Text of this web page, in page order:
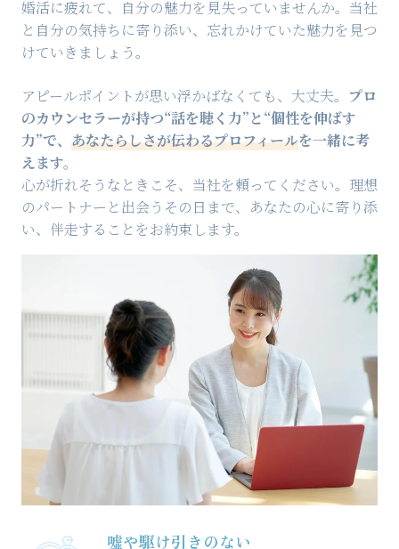
婚活に疲れて、自分の魅力を見失っていませんか。当社
と自分の気持ちに寄り添い、忘れかけていた魅力を見つ
けていきましょう。
アピールポイントが思い浮かばなくても、大丈夫。 プロ
のカウンセラーが持つ“話を聴く力”と“個性を伸ばす
力”で、 あなたらしさが伝わるプロフィールを一緒に考
えます。
心が折れそうなときこそ、当社を頼ってください。理想
のパートナーと出会うその日まで、あなたの心に寄り添
い、伴走することをお約束します。
嘘や駆け引きのない